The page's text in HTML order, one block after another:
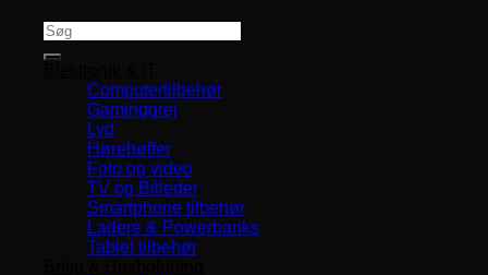
Søg
efter:
Computertilbehør
Gaminggrej
Lyd
Hørebøffer
Foto og video
TV og Billeder
Smartphone tilbehør
Ladere & Powerbanks
Tablet tilbehør